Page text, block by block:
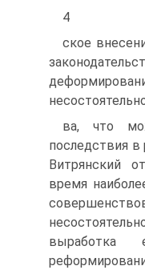
4
ское
ва, что
последствия
Витрянский
время
выработка